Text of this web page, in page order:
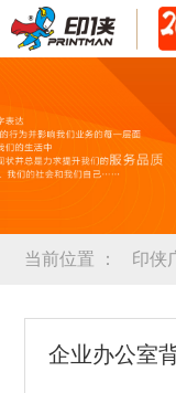
当前位置 ： 印侠
企业办公室